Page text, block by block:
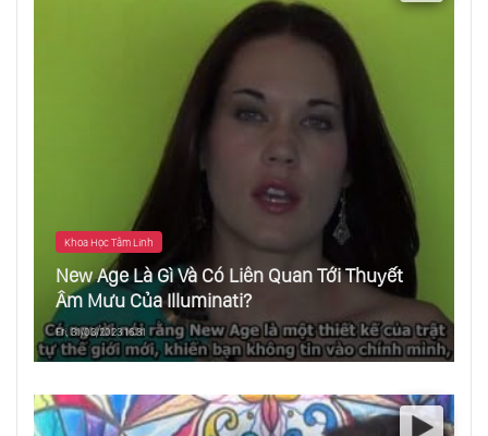
Khoa Học Tâm Linh
New Age Là Gì Và Có Liên Quan Tới Thuyết
Âm Mưu Của Illuminati?
Fri, 31/03/2023 16:31